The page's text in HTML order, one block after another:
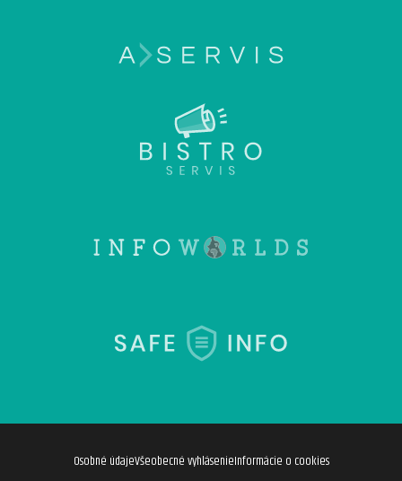
Osobné údajeVšeobecné vyhlásenieInformácie o cookies